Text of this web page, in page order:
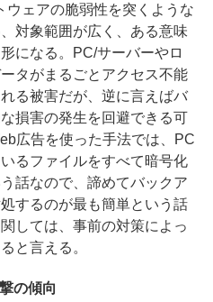
ウェアの脆弱性を突くような
対象範囲が広く、ある意味
になる。PC/サーバーやロ
タがまるごとアクセス不能
る被害だが、逆に言えばバ
損害の発生を回避できる可
広告を使った手法では、PC
るファイルをすべて暗号化
話なので、諦めてバックア
するのが最も簡単という話
しては、事前の対策によっ
と言える。
の傾向